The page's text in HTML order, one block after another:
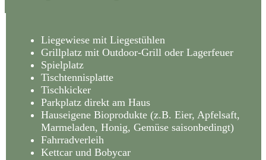
Liegewiese mit Liegestühlen
Grillplatz mit Outdoor-Grill oder Lagerfeuer
Spielplatz
Tischtennisplatte
Tischkicker
Parkplatz direkt am Haus
Hauseigene Bioprodukte (z.B. Eier, Apfelsaft,
Marmeladen, Honig, Gemüse saisonbedingt)
Fahrradverleih
Kettcar und Bobycar